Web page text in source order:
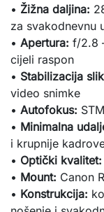
• Žižna daljina:
za svakodnevnu
• Apertura: f/2.8
cijeli raspon
• Stabilizacija
video snimke
• Autofokus:
• Minimalna
i krupnije
• Optički kvalitet:
• Mount: Canon
• Konstrukcija: